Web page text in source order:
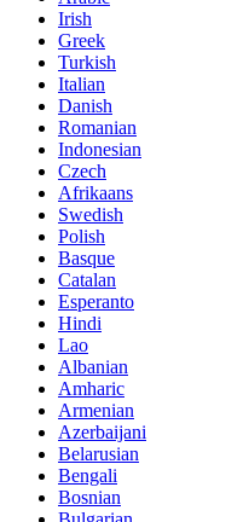
Irish
Greek
Turkish
Italian
Danish
Romanian
Indonesian
Czech
Afrikaans
Swedish
Polish
Basque
Catalan
Esperanto
Hindi
Lao
Albanian
Amharic
Armenian
Azerbaijani
Belarusian
Bengali
Bosnian